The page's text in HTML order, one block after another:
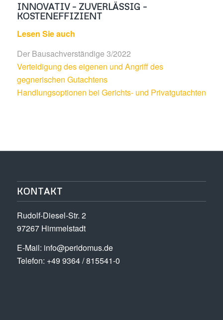
INNOVATIV – ZUVERLÄSSIG –
KOSTENEFFIZIENT
Lesen Sie auch
Der Bausachverständige 3/2022
Verteidigung des eigenen und Angriff des
gegnerischen Gutachtens
Handlungsoptionen bei Gerichts- und Privatgutachten
KONTAKT
Rudolf-Diesel-Str. 2
97267 Himmelstadt
E-Mail: info@peridomus.de
Telefon: +49 9364 / 815541-0